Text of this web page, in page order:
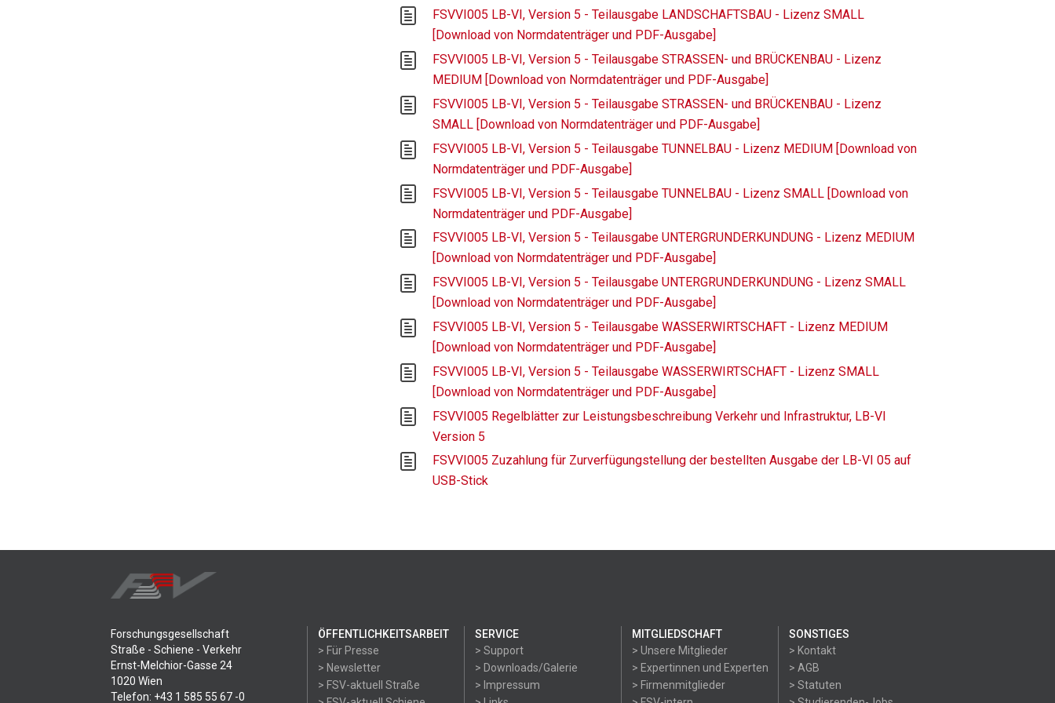
FSVVI005 LB-VI, Version 5 - Teilausgabe LANDSCHAFTSBAU - Lizenz SMALL
[Download von Normdatenträger und PDF-Ausgabe]
FSVVI005 LB-VI, Version 5 - Teilausgabe STRASSEN- und BRÜCKENBAU - Lizenz
MEDIUM [Download von Normdatenträger und PDF-Ausgabe]
FSVVI005 LB-VI, Version 5 - Teilausgabe STRASSEN- und BRÜCKENBAU - Lizenz
SMALL [Download von Normdatenträger und PDF-Ausgabe]
FSVVI005 LB-VI, Version 5 - Teilausgabe TUNNELBAU - Lizenz MEDIUM [Download von
Normdatenträger und PDF-Ausgabe]
FSVVI005 LB-VI, Version 5 - Teilausgabe TUNNELBAU - Lizenz SMALL [Download von
Normdatenträger und PDF-Ausgabe]
FSVVI005 LB-VI, Version 5 - Teilausgabe UNTERGRUNDERKUNDUNG - Lizenz MEDIUM
[Download von Normdatenträger und PDF-Ausgabe]
FSVVI005 LB-VI, Version 5 - Teilausgabe UNTERGRUNDERKUNDUNG - Lizenz SMALL
[Download von Normdatenträger und PDF-Ausgabe]
FSVVI005 LB-VI, Version 5 - Teilausgabe WASSERWIRTSCHAFT - Lizenz MEDIUM
[Download von Normdatenträger und PDF-Ausgabe]
FSVVI005 LB-VI, Version 5 - Teilausgabe WASSERWIRTSCHAFT - Lizenz SMALL
[Download von Normdatenträger und PDF-Ausgabe]
FSVVI005 Regelblätter zur Leistungsbeschreibung Verkehr und Infrastruktur, LB-VI
Version 5
FSVVI005 Zuzahlung für Zurverfügungstellung der bestellten Ausgabe der LB-VI 05 auf
USB-Stick
Forschungsgesellschaft
Straße - Schiene - Verkehr
Ernst-Melchior-Gasse 24
1020 Wien
Telefon: +43 1 585 55 67 -0
ÖFFENTLICHKEITSARBEIT
> Für Presse
> Newsletter
> FSV-aktuell Straße
SERVICE
> Support
> Downloads/Galerie
> Impressum
MITGLIEDSCHAFT
> Unsere Mitglieder
> Expertinnen und Experten
> Firmenmitglieder
SONSTIGES
> Kontakt
> AGB
> Statuten